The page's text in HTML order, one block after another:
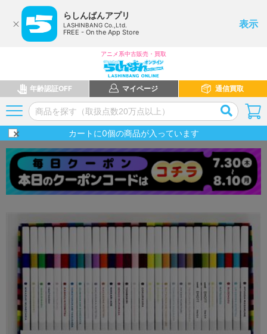
らしんばんアプリ
LASHINBANG Co.,Ltd.
FREE - On the App Store
表示
アニメ系中古販売・買取
年齢認証OFF マイページ 通信買取
カートに0個の商品が入っています